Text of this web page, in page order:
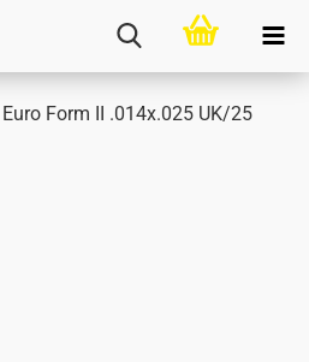
Form II .014x.025 UK/25